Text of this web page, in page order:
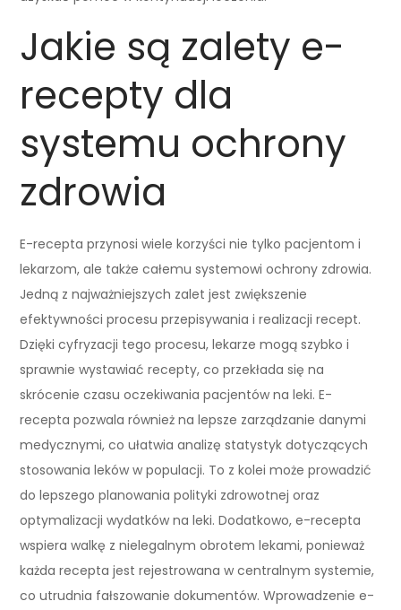
Jakie są zalety e-
recepty dla
systemu ochrony
zdrowia
E-recepta przynosi wiele korzyści nie tylko pacjentom i
lekarzom, ale także całemu systemowi ochrony zdrowia.
Jedną z najważniejszych zalet jest zwiększenie
efektywności procesu przepisywania i realizacji recept.
Dzięki cyfryzacji tego procesu, lekarze mogą szybko i
sprawnie wystawiać recepty, co przekłada się na
skrócenie czasu oczekiwania pacjentów na leki. E-
recepta pozwala również na lepsze zarządzanie danymi
medycznymi, co ułatwia analizę statystyk dotyczących
stosowania leków w populacji. To z kolei może prowadzić
do lepszego planowania polityki zdrowotnej oraz
optymalizacji wydatków na leki. Dodatkowo, e-recepta
wspiera walkę z nielegalnym obrotem lekami, ponieważ
każda recepta jest rejestrowana w centralnym systemie,
co utrudnia fałszowanie dokumentów. Wprowadzenie e-